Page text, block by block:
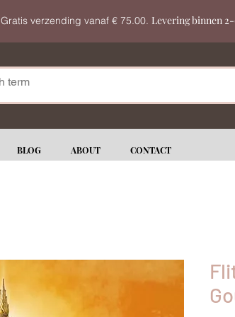
Gratis verzending vanaf € 75.00. Levering binnen
BLOG ABOUT CONTACT